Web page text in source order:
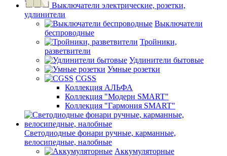
Выключатели электрические, розетки,
удлинители
Выключатели
беспроводные
Тройники,
разветвители
Удлинители бытовые
Умные розетки
CGSS
Коллекция АЛЬФА
Коллекция "Модерн SMART"
Коллекция "Гармония SMART"
Светодиодные фонари ручные, карманные,
велосипедные, налобные
Аккумуляторные